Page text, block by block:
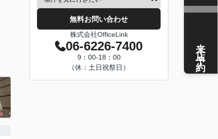
無料お問い合わせ
株式会社OfficeLink
06-6226-7400
9：00-18：00
（休：土日祝祭日）
来店予約